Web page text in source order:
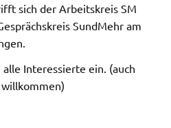
sich der Arbeitskreis SM
SundMehr am
Interessierte ein. (auch